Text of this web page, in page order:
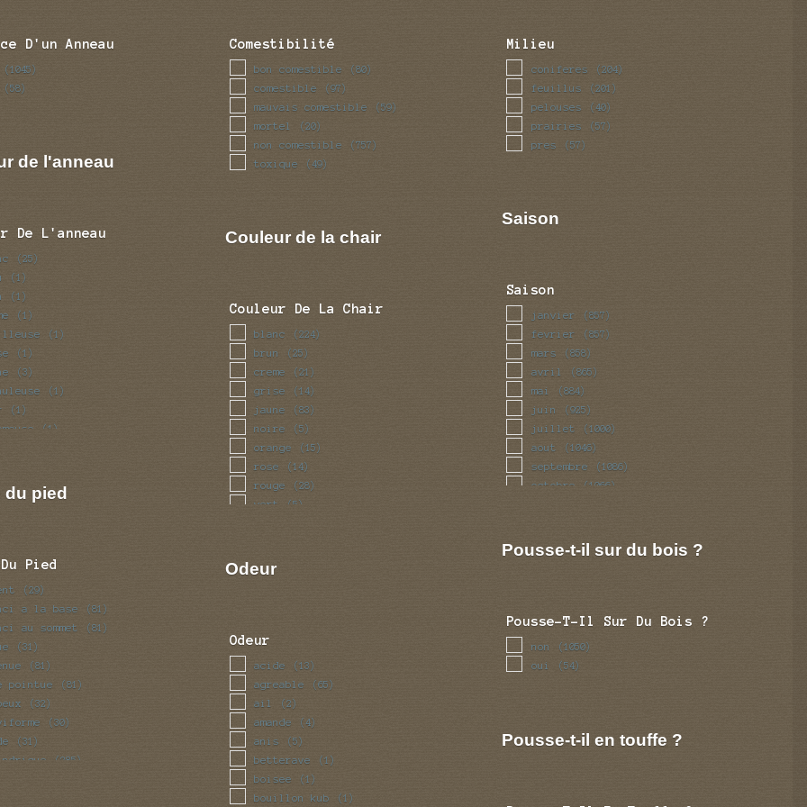
D'un Anneau
(1045)
(58)
de l'anneau
De L'anneau
(25)
(1)
(1)
(1)
(1)
(1)
(3)
(1)
(1)
(1)
du pied
Pied
(29)
a la base (81)
au sommet (81)
(31)
(81)
pointue (81)
(32)
(30)
(31)
(285)
Comestibilité
bon comestible (80)
comestible (97)
mauvais comestible (59)
mortel (20)
non comestible (757)
toxique (49)
Couleur de la chair
Couleur De La Chair
blanc (224)
brun (25)
creme (21)
grise (14)
jaune (83)
noire (5)
orange (15)
rose (14)
rouge (28)
vert (5)
Odeur
Odeur
acide (13)
agreable (65)
ail (2)
amande (4)
anis (5)
betterave (1)
boisee (1)
bouillon kub (1)
Milieu
coniferes (204)
feuillus (201)
pelouses (40)
prairies (57)
pres (57)
Saison
Saison
janvier (857)
fevrier (857)
mars (858)
avril (865)
mai (884)
juin (925)
juillet (1000)
aout (1046)
septembre (1086)
octobre (1066)
Pousse-t-il sur du bois ?
Pousse-T-Il Sur Du Bois ?
non (1050)
oui (54)
Pousse-t-il en touffe ?